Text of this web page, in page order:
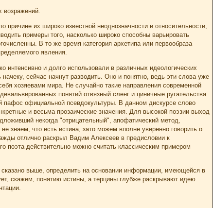
возражений.
их широко известной неоднозначности и относительности,
примеры того, насколько широко способны варьировать
В то же время категория архетипа или первообраза
явления.
и долго использовали в различных идеологических
сейчас начнут разводить. Оно и понятно, ведь эти слова уже
хозяевами мира. Не случайно такие направления современной
понятий отвязный сленг и циничные ругательства
официальной псевдокультуры. В данном дискурсе слово
и весьма прозаические значения. Для высокой поэзии выход
некогда "отрицательный", апофатический метод,
знаем, что есть истина, зато можем вполне уверенно говорить о
отлично раскрыл Вадим Алексеев в предисловии к
действительно можно считать классическим примером
выше, определить на основании информации, имеющейся в
скажем, понятию истины, а терцины глубже раскрывают идею